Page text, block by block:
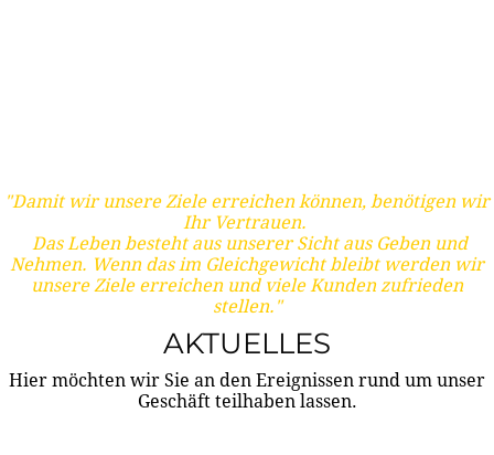
"Damit wir unsere Ziele erreichen können, benötigen wir
Ihr Vertrauen.
Das Leben besteht aus unserer Sicht aus Geben und
Nehmen. Wenn das im Gleichgewicht bleibt werden wir
unsere Ziele erreichen und viele Kunden zufrieden
stellen."
AKTUELLES
Hier möchten wir Sie an den Ereignissen rund um unser
Geschäft teilhaben lassen.